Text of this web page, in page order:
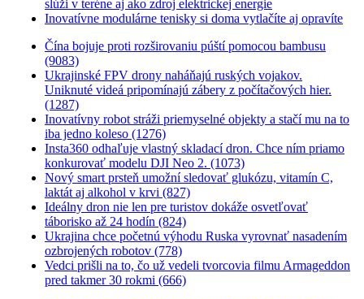
slúži v teréne aj ako zdroj elektrickej energie
Inovatívne modulárne tenisky si doma vytlačíte aj opravíte
Čína bojuje proti rozširovaniu púští pomocou bambusu
(9083)
Ukrajinské FPV drony naháňajú ruských vojakov.
Uniknuté videá pripomínajú zábery z počítačových hier.
(1287)
Inovatívny robot stráži priemyselné objekty a stačí mu na to
iba jedno koleso (1276)
Insta360 odhaľuje vlastný skladací dron. Chce ním priamo
konkurovať modelu DJI Neo 2. (1073)
Nový smart prsteň umožní sledovať glukózu, vitamín C,
laktát aj alkohol v krvi (827)
Ideálny dron nie len pre turistov dokáže osvetľovať
táborisko až 24 hodín (824)
Ukrajina chce početnú výhodu Ruska vyrovnať nasadením
ozbrojených robotov (778)
Vedci prišli na to, čo už vedeli tvorcovia filmu Armageddon
pred takmer 30 rokmi (666)